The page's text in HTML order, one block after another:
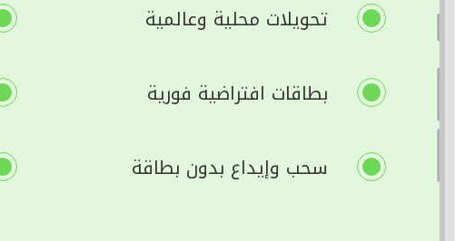
تحويلات محلية وعالمية
بطاقات افتراضية فورية
سحب وإيداع بدون بطاقة